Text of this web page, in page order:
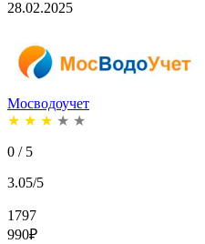
28.02.2025
Мосводоучет
★ ★ ★ ★ ★
0 / 5
3.05/5
1797
990₽